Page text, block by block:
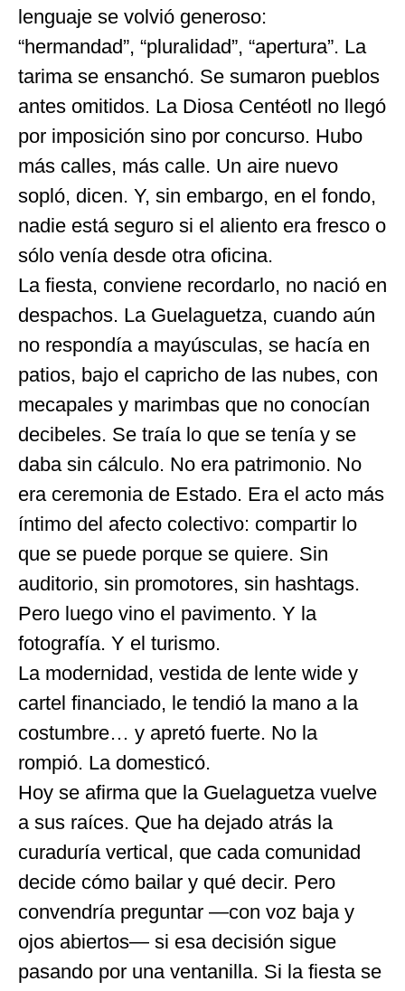
lenguaje se volvió generoso:
“hermandad”, “pluralidad”, “apertura”. La
tarima se ensanchó. Se sumaron pueblos
antes omitidos. La Diosa Centéotl no llegó
por imposición sino por concurso. Hubo
más calles, más calle. Un aire nuevo
sopló, dicen. Y, sin embargo, en el fondo,
nadie está seguro si el aliento era fresco o
sólo venía desde otra oficina.
La fiesta, conviene recordarlo, no nació en
despachos. La Guelaguetza, cuando aún
no respondía a mayúsculas, se hacía en
patios, bajo el capricho de las nubes, con
mecapales y marimbas que no conocían
decibeles. Se traía lo que se tenía y se
daba sin cálculo. No era patrimonio. No
era ceremonia de Estado. Era el acto más
íntimo del afecto colectivo: compartir lo
que se puede porque se quiere. Sin
auditorio, sin promotores, sin hashtags.
Pero luego vino el pavimento. Y la
fotografía. Y el turismo.
La modernidad, vestida de lente wide y
cartel financiado, le tendió la mano a la
costumbre… y apretó fuerte. No la
rompió. La domesticó.
Hoy se afirma que la Guelaguetza vuelve
a sus raíces. Que ha dejado atrás la
curaduría vertical, que cada comunidad
decide cómo bailar y qué decir. Pero
convendría preguntar —con voz baja y
ojos abiertos— si esa decisión sigue
pasando por una ventanilla. Si la fiesta se